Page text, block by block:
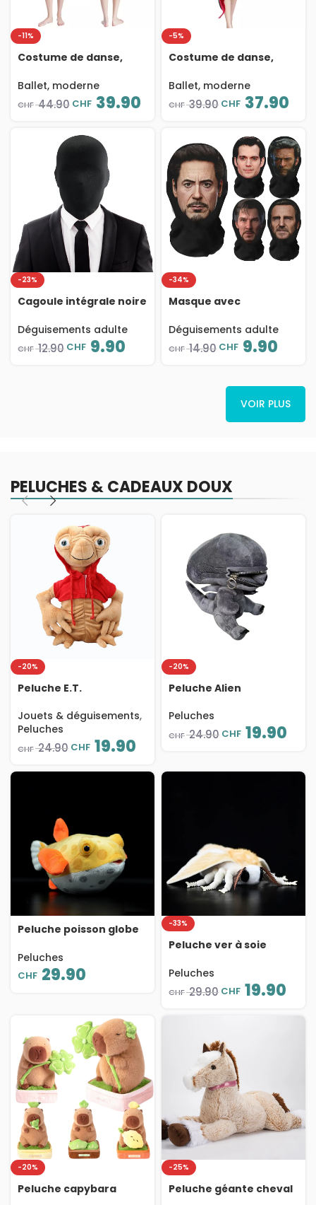
-11%
Costume de danse,
ourlet irrégulier,
justaucorps, manches
longues
Ballet, moderne
CHF44.90 CHF 39.90
-5%
Costume de danse,
ballet, justaucorps,
manches longues,
mousseline
Ballet, moderne
CHF39.90 CHF 37.90
-23%
Cagoule intégrale noire
déguisement
Déguisements adulte
CHF12.90 CHF 9.90
-34%
Masque avec
Heros Marvel,
déguisement
Déguisements adulte
CHF14.90 CHF 9.90
VOIR PLUS
PELUCHES & CADEAUX DOUX
-20%
Peluche E.T.
sweat rouge, coton PP
doux, 28 cm
Jouets & déguisements,
Peluches
CHF24.90 CHF 19.90
-20%
Peluche Alien
fermeture éclair, en
coton PP doux, 25 cm
Peluches
CHF24.90 CHF 19.90
Peluche poisson globe
22 cm
Peluches
CHF 29.90
-33%
Peluche ver à soie
27 cm
Peluches
CHF29.90 CHF 19.90
-20%
Peluche capybara
-25%
Peluche géante cheval